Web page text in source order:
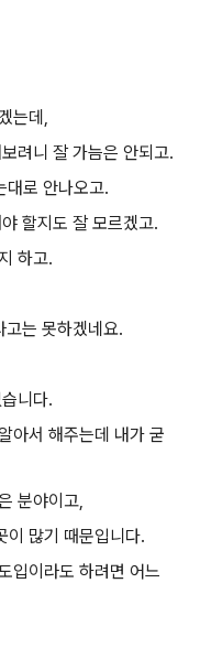
는데,
려니 잘 가늠은 안되고.
로 안나오고.
할지도 잘 모르겠고.
하고.
는 못하겠네요.
니다.
아서 해주는데 내가 굳
분야이고,
이 많기 때문입니다.
입이라도 하려면 어느